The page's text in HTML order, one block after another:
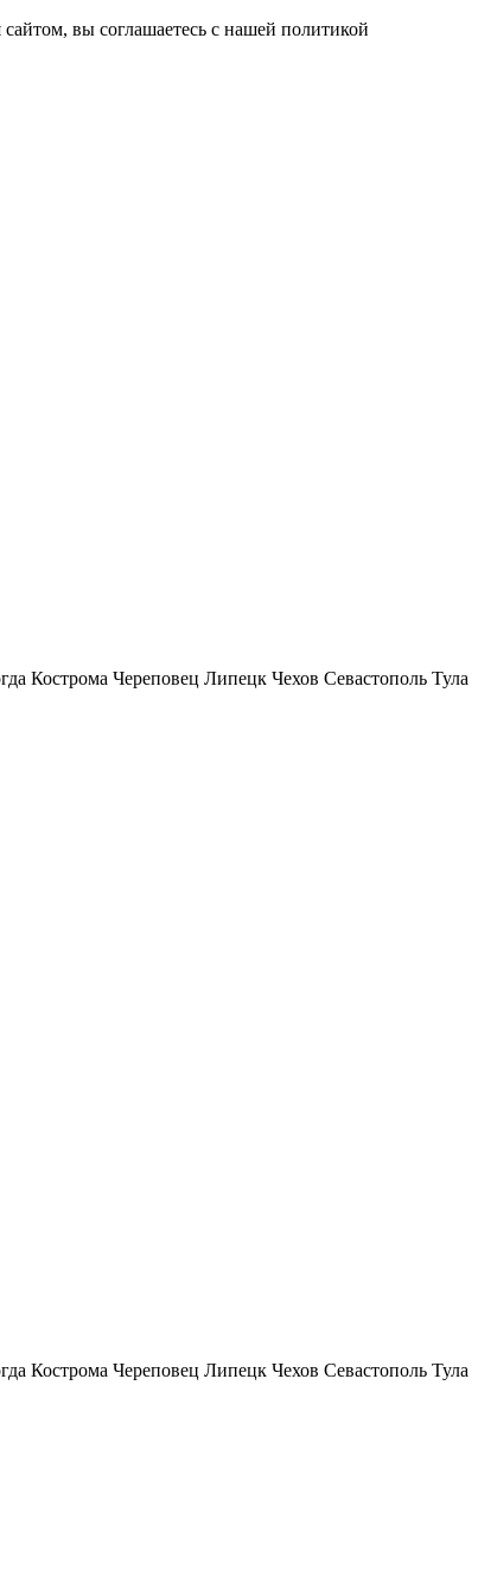
вы соглашаетесь с нашей политикой
Кострома Череповец Липецк Чехов Севастополь Тула
Кострома Череповец Липецк Чехов Севастополь Тула